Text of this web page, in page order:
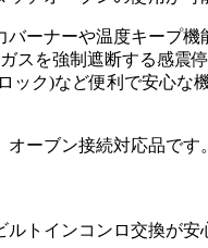
バーナーや温度キープ機
スを強制遮断する感震
ック)など便利で安心な
ーブン接続対応品です。